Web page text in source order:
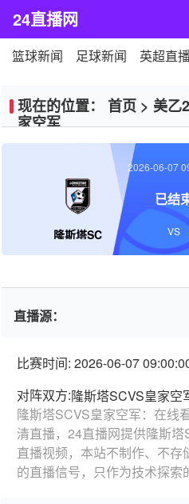
24直播网
篮球新闻 足球新闻 英超直
现在的位置： 首页 > 美乙
家空军
隆斯塔SC
2026-06-07
已结
VS
直播源：
比赛时间: 2026-06-07
对阵双方:隆斯塔SCVS皇家空
隆斯塔SCVS皇家空军：在线
清直播，24直播网提供隆斯
直播视频，本站不制作、不
的直播信号，只作为技术探索